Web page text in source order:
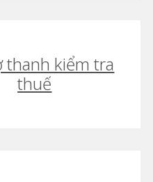
thanh kiểm tra
thuế